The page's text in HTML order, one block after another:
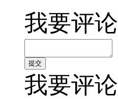
我要评论
我要评论